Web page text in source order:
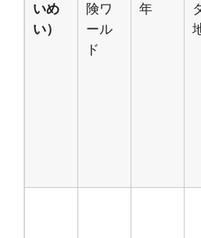
いめ
い）
険ワ
ール
ド
年